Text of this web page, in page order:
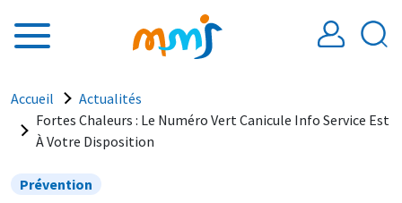
Fil d'Ariane
Accueil
Actualités
Fortes Chaleurs : Le Numéro Vert Canicule Info Service Est
À Votre Disposition
Prévention